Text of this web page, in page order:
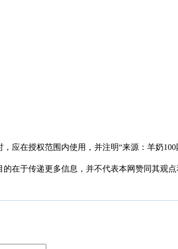
应在授权范围内使用，并注明“来源：羊奶
在于传递更多信息，并不代表本网赞同其观点